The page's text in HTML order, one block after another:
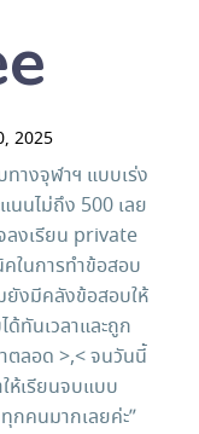
2025
างจุฬาฯ แบบเร่ง
นนไม่ถึง 500 เลย
ลงเรียน private
ในการทำข้อสอบ
งมีคลังข้อสอบให้
ด้ทันเวลาและถูก
ตลอด >,< จนวันนี้
ห้เรียนจบแบบ
คนมากเลยค่ะ”